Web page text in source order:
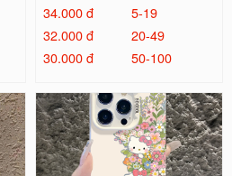
34.000 đ
5-19
32.000 đ
20-49
30.000 đ
50-100